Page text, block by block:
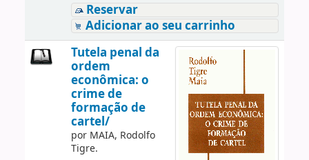
Reservar
Adicionar ao seu carrinho
Tutela penal da
ordem
econômica: o
crime de
formação de
cartel/
por MAIA, Rodolfo
Tigre.